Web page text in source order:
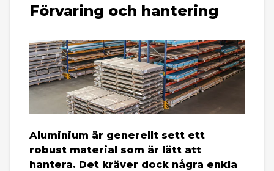
Förvaring och hantering
Aluminium är generellt sett ett
robust material som är lätt att
hantera. Det kräver dock några enkla